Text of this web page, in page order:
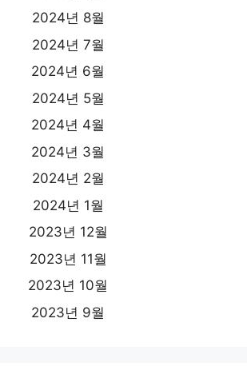
2024년 8월
2024년 7월
2024년 6월
2024년 5월
2024년 4월
2024년 3월
2024년 2월
2024년 1월
2023년 12월
2023년 11월
2023년 10월
2023년 9월